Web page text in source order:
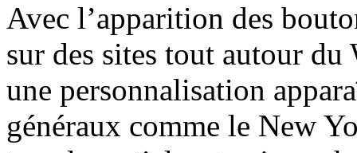
Avec l’apparition des
sur des sites tout autour
une personnalisation
généraux comme le New